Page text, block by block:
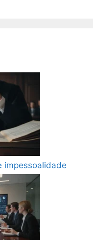
impessoalidade